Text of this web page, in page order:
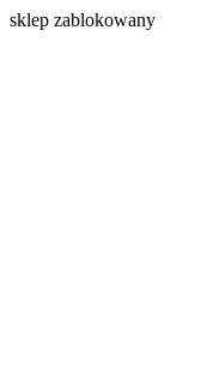
sklep zablokowany